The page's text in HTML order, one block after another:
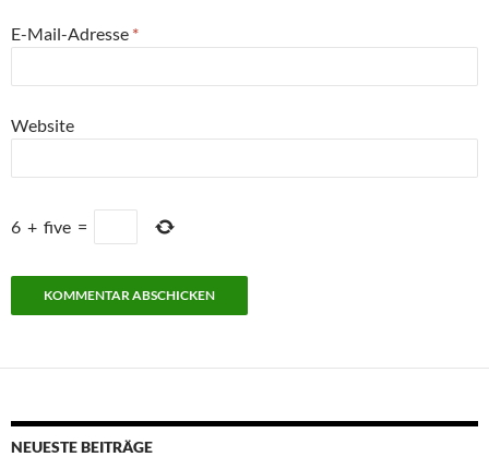
E-Mail-Adresse *
Website
6 + five =
NEUESTE BEITRÄGE